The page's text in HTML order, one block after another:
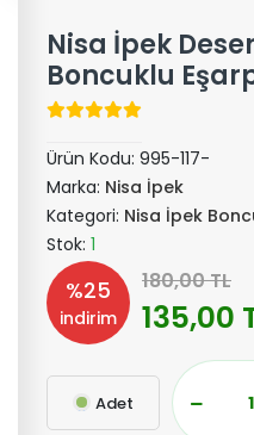
Nisa İpek
Boncuklu
Ürün Kodu: 995-117-
Marka: Nisa İpek
Kategori: Nisa İpek
Stok: 1
%25
indirim
180,00 TL
135,00
Adet